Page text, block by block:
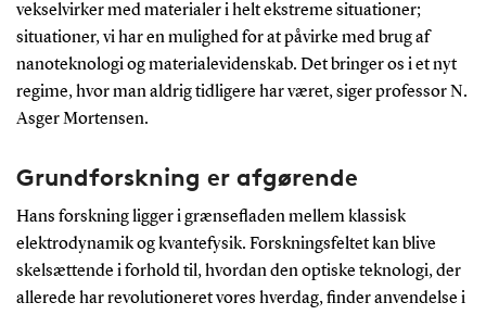
vekselvirker med materialer i helt ekstreme situationer;
situationer, vi har en mulighed for at påvirke med brug af
nanoteknologi og materialevidenskab. Det bringer os i et nyt
regime, hvor man aldrig tidligere har været, siger professor N.
Asger Mortensen.
Grundforskning er afgørende
Hans forskning ligger i grænsefladen mellem klassisk
elektrodynamik og kvantefysik. Forskningsfeltet kan blive
skelsættende i forhold til, hvordan den optiske teknologi, der
allerede har revolutioneret vores hverdag, finder anvendelse i